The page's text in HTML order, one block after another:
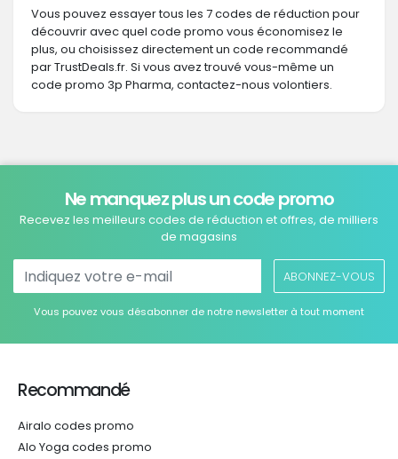
Vous pouvez essayer tous les 7 codes de réduction pour
découvrir avec quel code promo vous économisez le
plus, ou choisissez directement un code recommandé
par TrustDeals.fr. Si vous avez trouvé vous-même un
code promo 3p Pharma, contactez-nous volontiers.
Ne manquez plus un code promo
Recevez les meilleurs codes de réduction et offres, de milliers
de magasins
ABONNEZ-VOUS
Vous pouvez vous désabonner de notre newsletter à tout moment
Recommandé
Airalo codes promo
Alo Yoga codes promo